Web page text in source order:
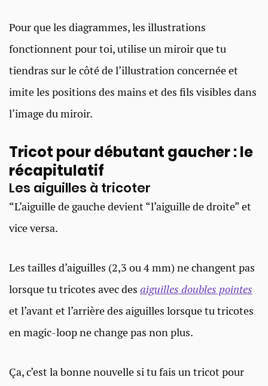
Pour que les diagrammes, les illustrations
fonctionnent pour toi, utilise un miroir que tu
tiendras sur le côté de l’illustration concernée et
imite les positions des mains et des fils visibles dans
l’image du miroir.
Tricot pour débutant gaucher : le
récapitulatif
Les aiguilles​ à tricoter
“L’aiguille de gauche devient “l’aiguille de droite” et
vice versa.
Les tailles d’aiguilles (2,3 ou 4 mm) ne changent pas
lorsque tu tricotes avec des aiguilles doubles pointes
et l’avant et l’arrière des aiguilles lorsque tu tricotes
en magic-loop ne change pas non plus.
Ça, c’est la bonne nouvelle si tu fais un tricot pour